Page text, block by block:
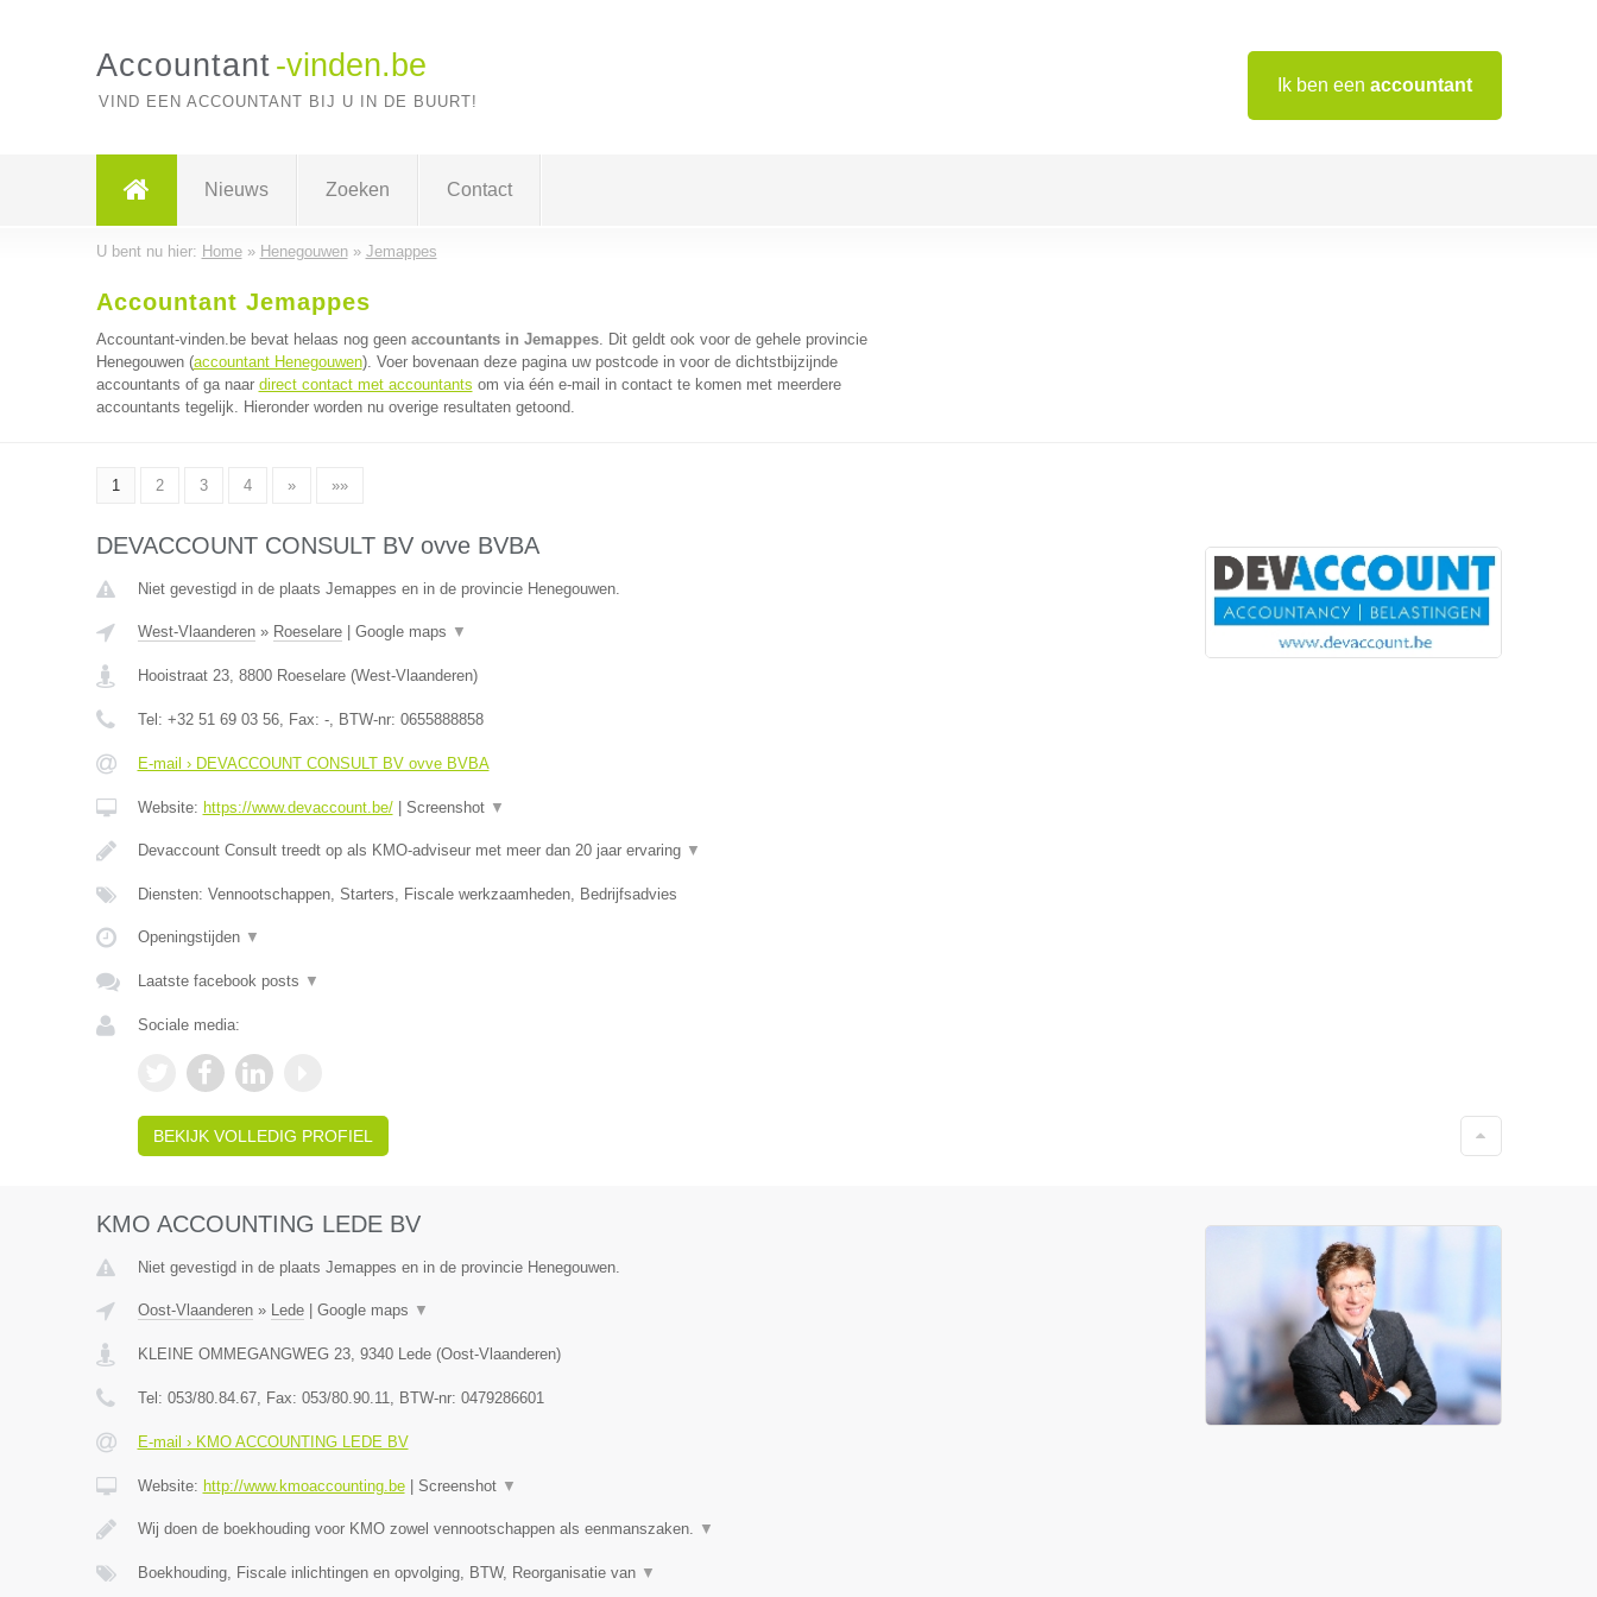
Ik ben een accountant
Accountant -vinden.be
VIND EEN ACCOUNTANT BIJ U IN DE BUURT!
Nieuws Zoeken Contact
U bent nu hier: Home» Henegouwen» Jemappes
Accountant Jemappes
Accountant-vinden.be bevat helaas nog geen accountants in Jemappes. Dit geldt ook voor de gehele provincie
Henegouwen (accountant Henegouwen). Voer bovenaan deze pagina uw postcode in voor de dichtstbijzijnde
accountants of ga naar direct contact met accountants om via één e-mail in contact te komen met meerdere
accountants tegelijk. Hieronder worden nu overige resultaten getoond.
1 2 3 4 » »»
DEVACCOUNT CONSULT BV ovve BVBA
Niet gevestigd in de plaats Jemappes en in de provincie Henegouwen.
West-Vlaanderen» Roeselare| Google maps ▼
Hooistraat 23, 8800 Roeselare(West-Vlaanderen)
Tel: +32 51 69 03 56, Fax: -, BTW-nr: 0655888858
E-mail › DEVACCOUNT CONSULT BV ovve BVBA
Website: https://www.devaccount.be/| Screenshot ▼
Devaccount Consult treedt op als KMO-adviseur met meer dan 20 jaar ervaring ▼
Diensten: Vennootschappen, Starters, Fiscale werkzaamheden, Bedrijfsadvies
Openingstijden ▼
Laatste facebook posts ▼
Sociale media:
BEKIJK VOLLEDIG PROFIEL
KMO ACCOUNTING LEDE BV
Niet gevestigd in de plaats Jemappes en in de provincie Henegouwen.
Oost-Vlaanderen» Lede| Google maps ▼
KLEINE OMMEGANGWEG 23, 9340 Lede(Oost-Vlaanderen)
Tel: 053/80.84.67, Fax: 053/80.90.11, BTW-nr: 0479286601
E-mail › KMO ACCOUNTING LEDE BV
Website: http://www.kmoaccounting.be| Screenshot ▼
Wij doen de boekhouding voor KMO zowel vennootschappen als eenmanszaken. ▼
Boekhouding, Fiscale inlichtingen en opvolging, BTW, Reorganisatie van ▼